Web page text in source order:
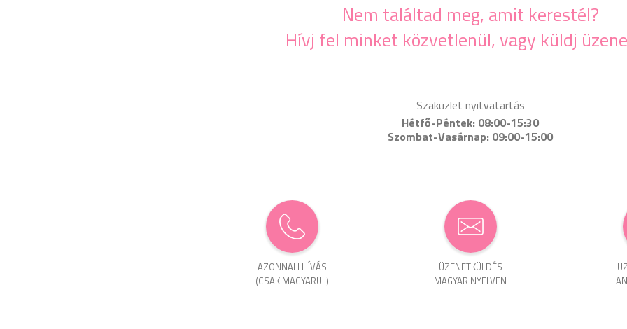
Nem találtad meg, amit kerestél?
Hívj fel minket közvetlenül, vagy küldj
Szaküzlet nyitvatartás
Hétfő-Péntek: 08:00-15:30
Szombat-Vasárnap: 09:00-15:00
AZONNALI HÍVÁS
(CSAK MAGYARUL)
ÜZENET­KÜLDÉS
MAGYAR NYELVEN